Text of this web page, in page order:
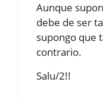
Aunque
debe de ser
supongo que
contrario.
Salu/2!!